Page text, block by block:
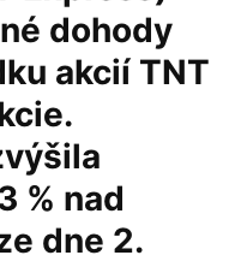
dohody
akcií TNT
% nad
dne 2.